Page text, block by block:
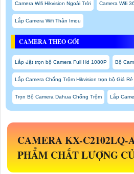
Camera Wifi Hikvision Ngoài Trời Camera Wifi
Lắp Camera Wifi Thân Imou
CAMERA THEO GÓI
Lắp đặt trọn bộ Camera Full Hd 1080P Bộ
Lắp Camera Chống Trộm Hikvision trọn bộ Giá Rẻ
Trọn Bộ Camera Dahua Chống Trộm Lắp
CAMERAKX-C2102LQ-
PHẨM CHẤT LƯỢNG